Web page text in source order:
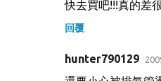
快去買吧!!!真的差
回覆
hunter790129